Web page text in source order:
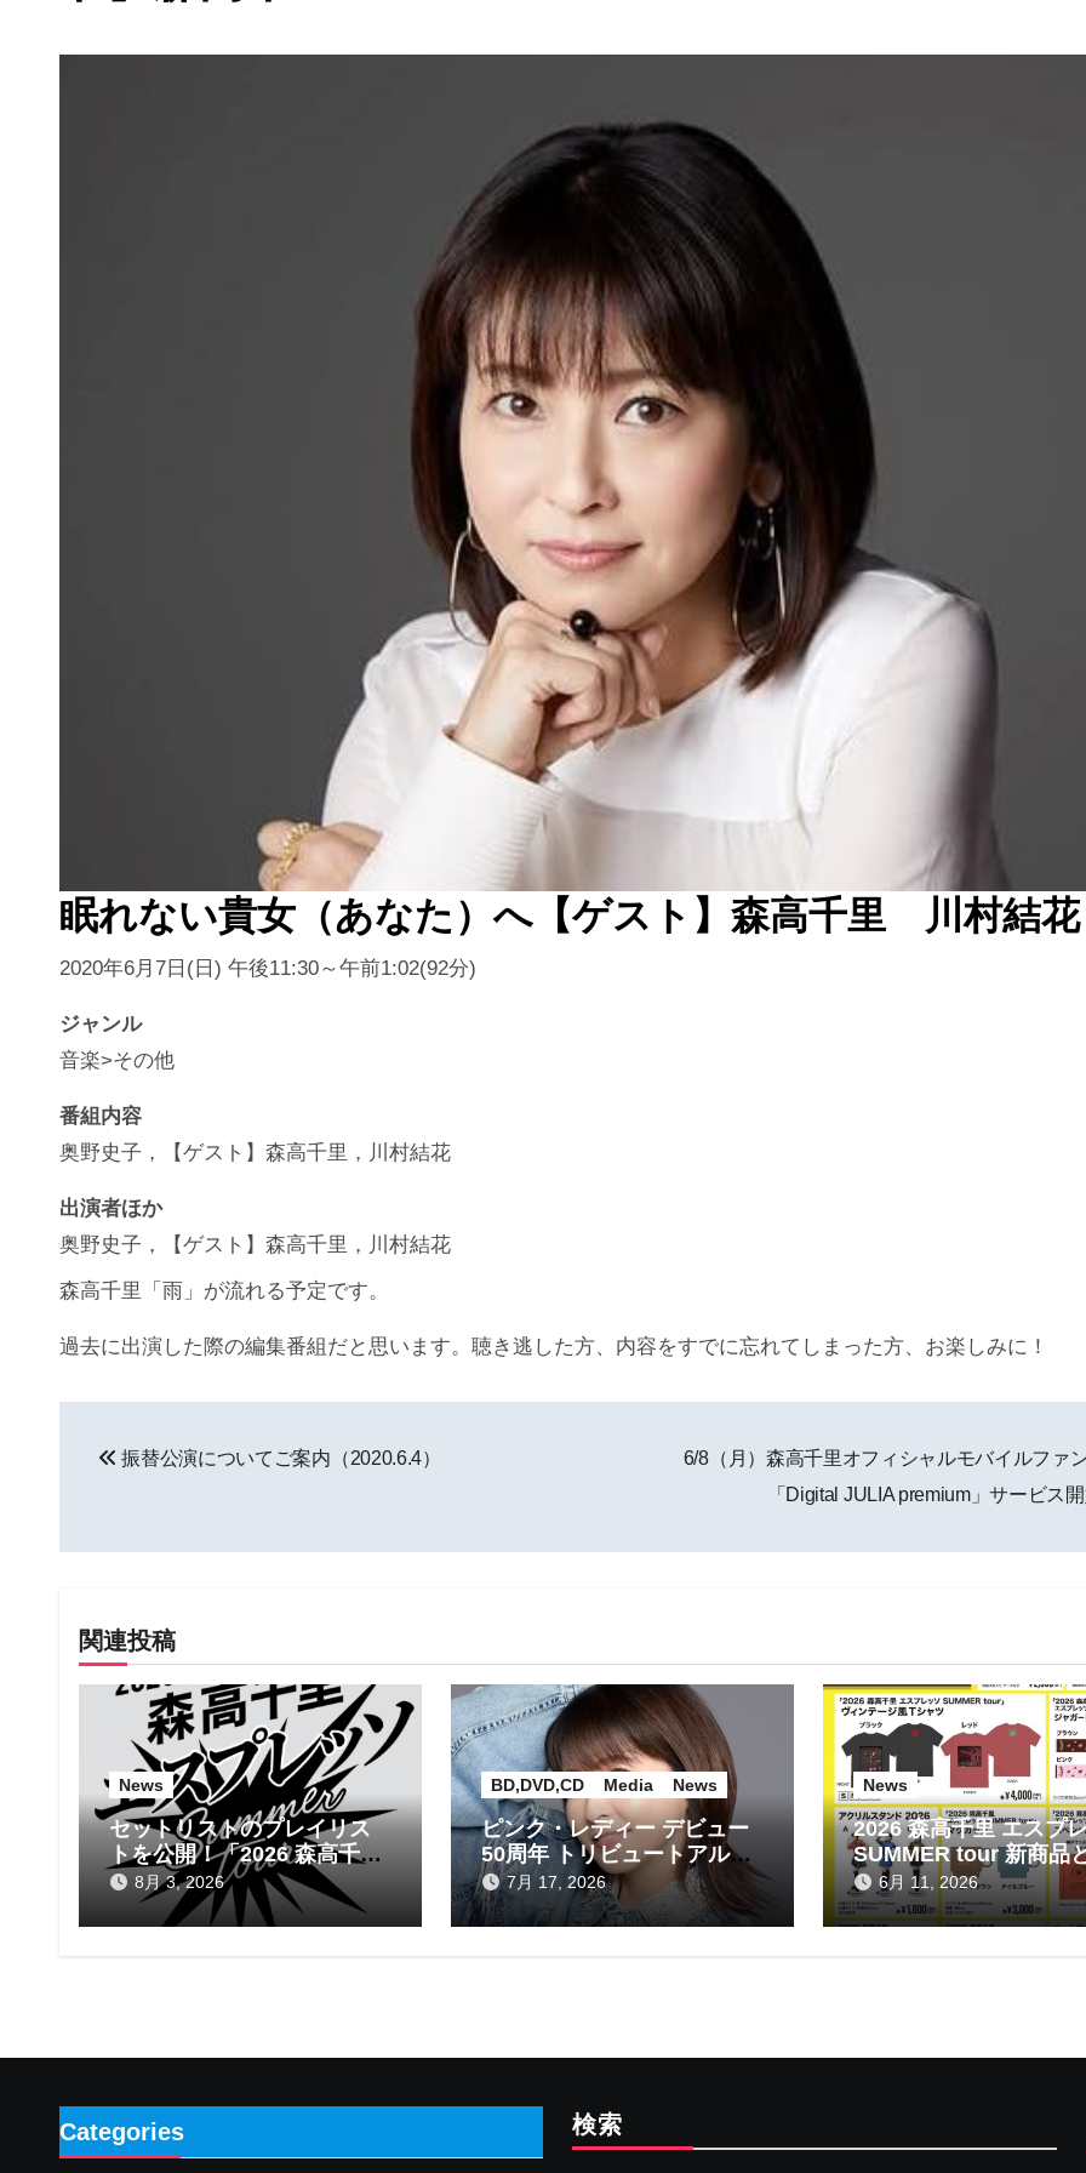
眠れない貴女（あなた）へ【ゲスト】森高千里 川村結花
2020年6月7日(日) 午後11:30～午前1:02(92分)
ジャンル
音楽>その他
番組内容
奥野史子，【ゲスト】森高千里，川村結花
出演者ほか
奥野史子，【ゲスト】森高千里，川村結花
森高千里「雨」が流れる予定です。
過去に出演した際の編集番組だと思います。聴き逃した方、内容をすでに忘れてしまった方、お楽しみに！
ゲ
ー
ン
振替公演についてご案内（2020.6.4）
6/8（月）森高千里オフィシャルモバイルファ
「Digital JULIA premium」サービス開
関連投稿
News
セットリストのプレイリス
トを公開！「2026 森高千里
エスプレッソ SUMMER
tour」
8月 3, 2026
BD,DVD,CD Media News
ピンク・レディー デビュー
50周年 トリビュートアルバ
ム7月 17, 2026
News
2026 森高千里 エスプ
SUMMER tour 新商品
信販売のお知らせ！
6月 11, 2026
Categories 検索